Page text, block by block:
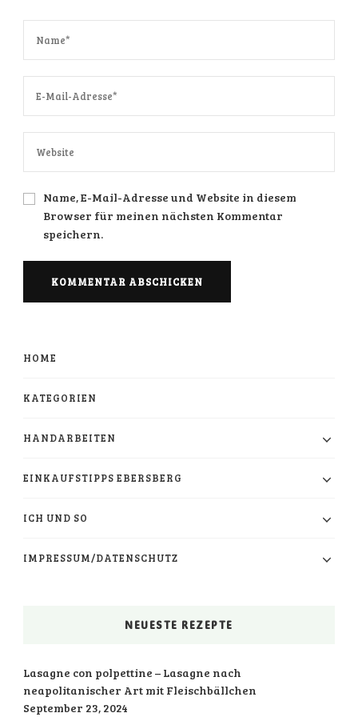
Name, E-Mail-Adresse und Website in diesem
Browser für meinen nächsten Kommentar
speichern.
HOME
KATEGORIEN
HANDARBEITEN
EINKAUFSTIPPS EBERSBERG
ICH UND SO
IMPRESSUM/DATENSCHUTZ
NEUESTE REZEPTE
Lasagne con polpettine – Lasagne nach
neapolitanischer Art mit Fleischbällchen
September 23, 2024